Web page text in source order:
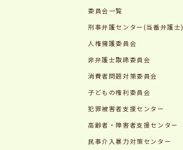
委員会一覧
刑事弁護センター(当番弁護士)
人権擁護委員会
非弁護士取締委員会
消費者問題対策委員会
子どもの権利委員会
犯罪被害者支援センター
高齢者・障害者支援センター
民事介入暴力対策センター